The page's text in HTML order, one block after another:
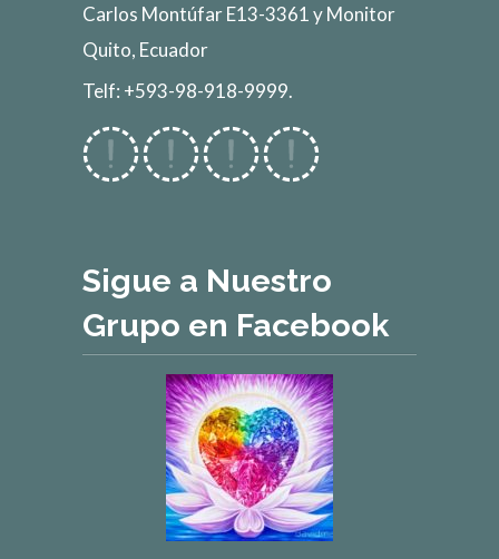
Carlos Montúfar E13-3361 y Monitor
Quito, Ecuador
Telf: +593-98-918-9999.
Sigue a Nuestro
Grupo en Facebook